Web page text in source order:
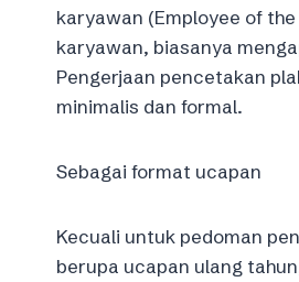
karyawan (Employee of
karyawan, biasanya
Pengerjaan pencetakan
minimalis dan formal.
Sebagai format ucapan
Kecuali untuk pedoman
berupa ucapan ulang